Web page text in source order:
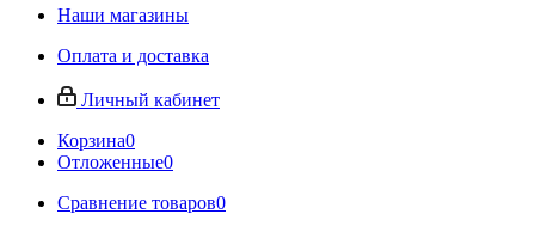
Наши магазины
Оплата и доставка
Личный кабинет
Корзина0
Отложенные0
Сравнение товаров0